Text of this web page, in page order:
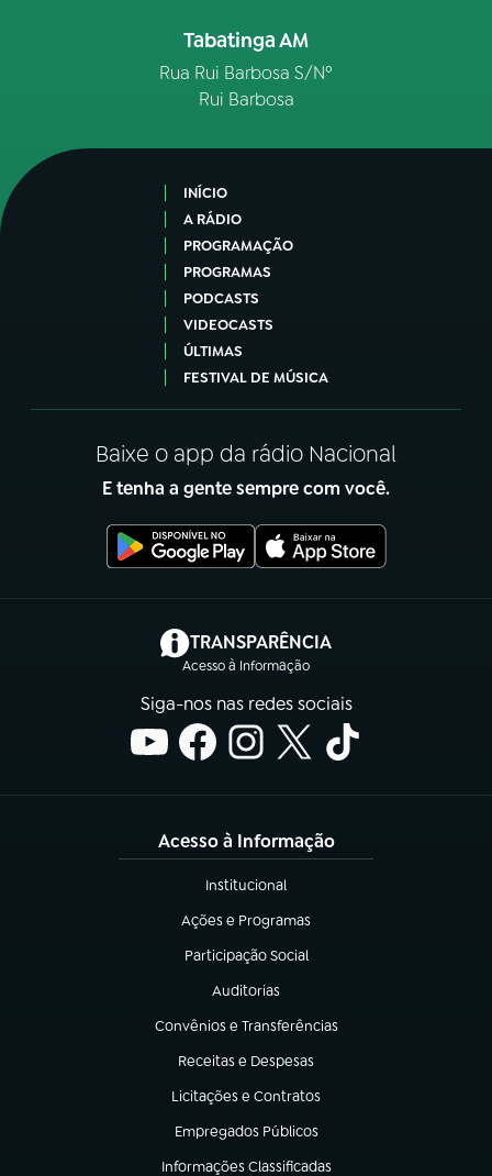
Tabatinga AM
Rua Rui Barbosa S/Nº
Rui Barbosa
INÍCIO
A RÁDIO
PROGRAMAÇÃO
PROGRAMAS
PODCASTS
VIDEOCASTS
ÚLTIMAS
FESTIVAL DE MÚSICA
Baixe o app da rádio Nacional
E tenha a gente sempre com você.
TRANSPARÊNCIA
Acesso à Informação
(abre em nova aba)
Siga-nos nas redes sociais
Acesso à Informação
Institucional
(abre em nova aba)
Ações e Programas
(abre em nova aba)
Participação Social
(abre em nova aba)
Auditorias
(abre em nova aba)
Convênios e Transferências
(abre em nova aba)
Receitas e Despesas
(abre em nova aba)
Licitações e Contratos
(abre em nova aba)
Empregados Públicos
(abre em nova aba)
Informações Classificadas